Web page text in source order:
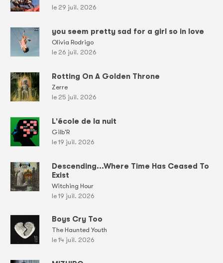
le 29 juil. 2026
you seem pretty sad for a girl so in love
Olivia Rodrigo
le 26 juil. 2026
Rotting On A Golden Throne
Zerre
le 25 juil. 2026
L'école de la nuit
Gilb'R
le 19 juil. 2026
Descending...Where Time Has Ceased To
Exist
Witching Hour
le 19 juil. 2026
Boys Cry Too
The Haunted Youth
le 14 juil. 2026